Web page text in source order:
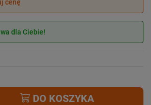
cenę
dla Ciebie!
DO KOSZYKA